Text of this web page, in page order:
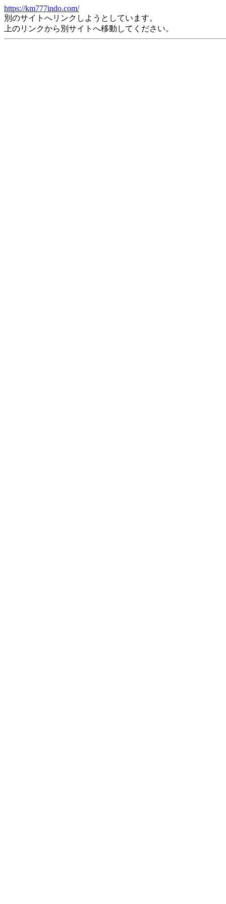
https://km777indo.com/
別のサイトへリンクしようとしています。
上のリンクから別サイトへ移動してください。